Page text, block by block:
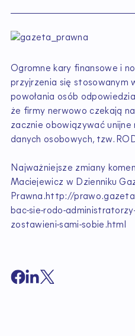
Ogromne kary finansowe i
przyjrzenia się stosowanym
powołania osób
że firmy nerwowo czekają
zacznie obowiązywać
danych osobowych, tzw.
Najważniejsze zmiany
Maciejewicz w Dzienniku
Prawna.http://
bac-sie-rodo-
zostawieni-sami-sobie.html